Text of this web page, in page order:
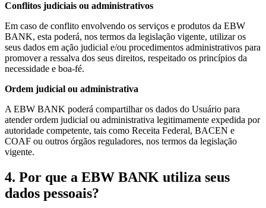
Conflitos judiciais ou administrativos
Em caso de conflito envolvendo os serviços e produtos da EBW
BANK, esta poderá, nos termos da legislação vigente, utilizar os
seus dados em ação judicial e/ou procedimentos administrativos para
promover a ressalva dos seus direitos, respeitado os princípios da
necessidade e boa-fé.
Ordem judicial ou administrativa
A EBW BANK poderá compartilhar os dados do Usuário para
atender ordem judicial ou administrativa legitimamente expedida por
autoridade competente, tais como Receita Federal, BACEN e
COAF ou outros órgãos reguladores, nos termos da legislação
vigente.
4. Por que a EBW BANK utiliza seus
dados pessoais?